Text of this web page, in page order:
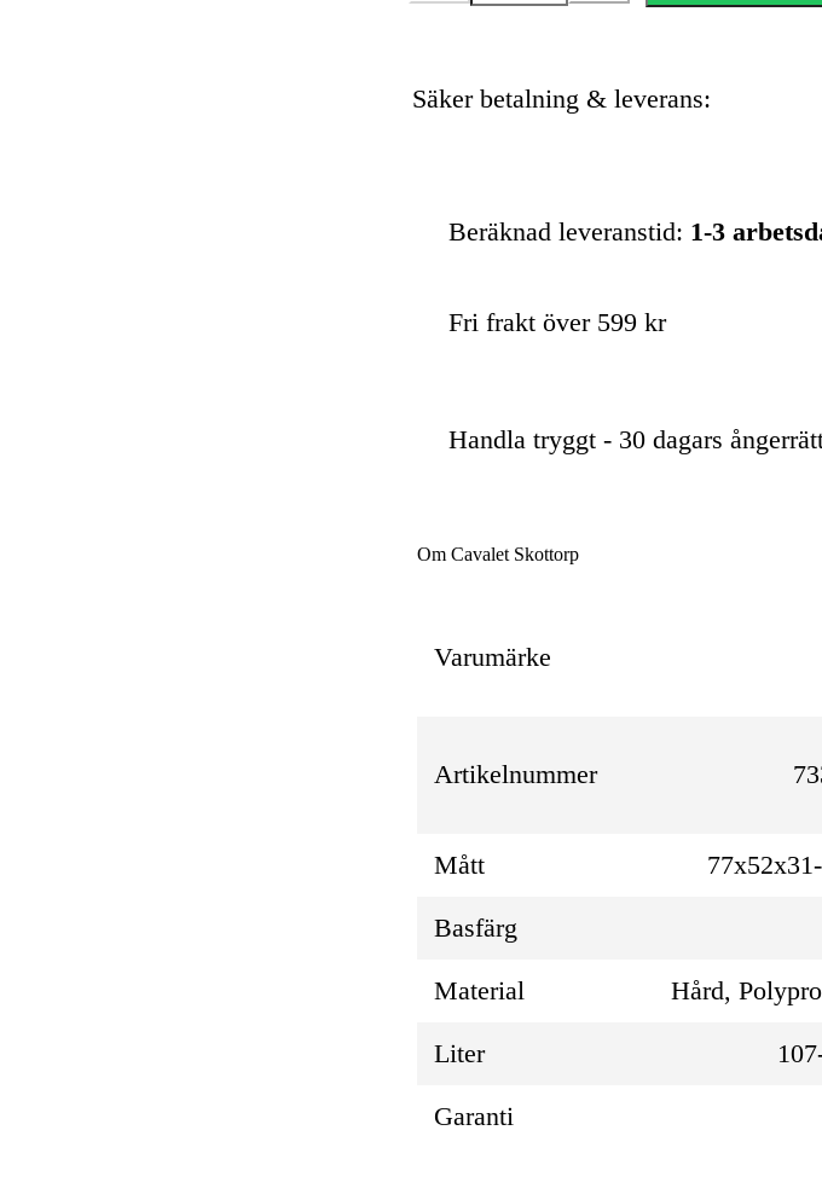
Säker betalning & leverans:
Beräknad leveranstid: 1-3
Fri frakt över 599 kr
Handla tryggt - 30 dagars
Om Cavalet Skottorp
Varumärke
Artikelnummer
Mått
Basfärg
Material Hård,
Liter
Garanti